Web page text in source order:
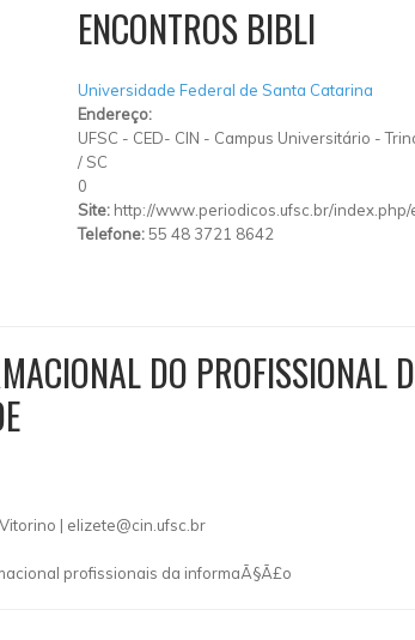
ENCONTROS BIBLI
Universidade Federal de Santa Catarina
Endereço:
UFSC - CED- CIN - Campus Universitário -
/ SC
0
Site: http://www.periodicos.ufsc.br/index.php/
Telefone:55 48 3721 8642
DO
| elizete@cin.ufsc.br
profissionais da informaÃ§Ã£o